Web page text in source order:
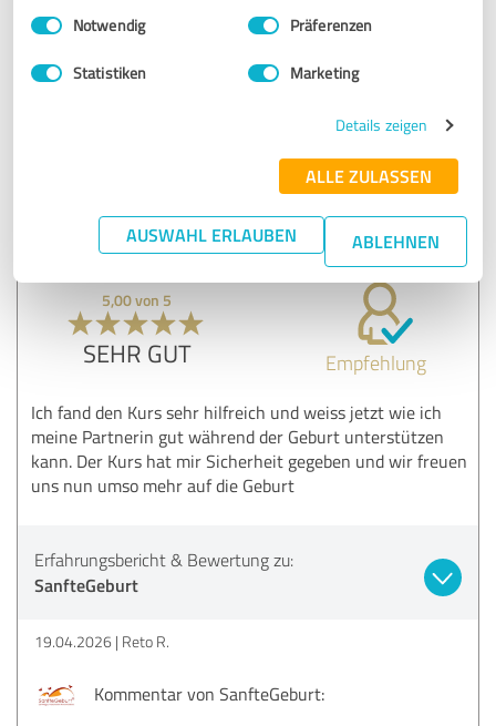
Impressum Datenschutzbestimmungen
Einwilligungsauswahl
Notwendig Präferenzen
Statistiken Marketing
Details zeigen
ALLE ZULASSEN
AUSWAHL ERLAUBEN ABLEHNEN
Und DANKE für deine wertschätzenden Worte.
Das gesamte SanfteGeburt Team freut sich so sehr,
dass ihr eine so positive Geburt erleben durftet.
wünschen euch ein wunderschönes, gesundes
Urs, Fabienne & Team
5,00 von 5
SEHR GUT Empfehlung
Ich fand den Kurs sehr hilfreich und weiss jetzt wie ich
meine Partnerin gut während der Geburt unterstützen
kann. Der Kurs hat mir Sicherheit gegeben und wir freuen
uns nun umso mehr auf die Geburt
Erfahrungsbericht & Bewertung zu:
SanfteGeburt
19.04.2026 Reto R.
Kommentar von SanfteGeburt: